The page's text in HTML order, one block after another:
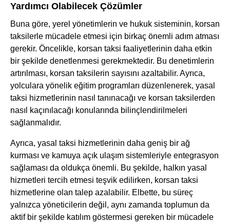
Yardımcı Olabilecek Çözümler
Buna göre, yerel yönetimlerin ve hukuk sisteminin, korsan
taksilerle mücadele etmesi için birkaç önemli adım atması
gerekir. Öncelikle, korsan taksi faaliyetlerinin daha etkin
bir şekilde denetlenmesi gerekmektedir. Bu denetimlerin
artırılması, korsan taksilerin sayısını azaltabilir. Ayrıca,
yolculara yönelik eğitim programları düzenlenerek, yasal
taksi hizmetlerinin nasıl tanınacağı ve korsan taksilerden
nasıl kaçınılacağı konularında bilinçlendirilmeleri
sağlanmalıdır.
Ayrıca, yasal taksi hizmetlerinin daha geniş bir ağ
kurması ve kamuya açık ulaşım sistemleriyle entegrasyon
sağlaması da oldukça önemli. Bu şekilde, halkın yasal
hizmetleri tercih etmesi teşvik edilirken, korsan taksi
hizmetlerine olan talep azalabilir. Elbette, bu süreç
yalnızca yöneticilerin değil, aynı zamanda toplumun da
aktif bir şekilde katılım göstermesi gereken bir mücadele